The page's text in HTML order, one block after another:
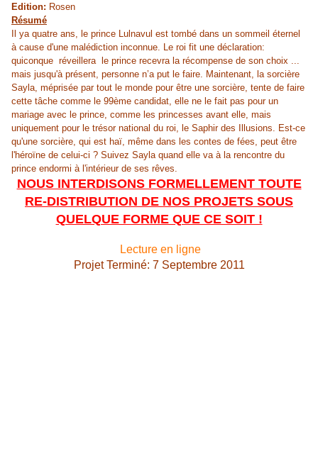
Edition: Rosen
Résumé
Il ya quatre ans, le prince Lulnavul est tombé dans un sommeil éternel
à cause d'une malédiction inconnue. Le roi fit une déclaration:
quiconque réveillera le prince recevra la récompense de son choix ...
mais jusqu'à présent, personne n’a put le faire. Maintenant, la sorcière
Sayla, méprisée par tout le monde pour être une sorcière, tente de faire
cette tâche comme le 99ème candidat, elle ne le fait pas pour un
mariage avec le prince, comme les princesses avant elle, mais
uniquement pour le trésor national du roi, le Saphir des Illusions. Est-ce
qu'une sorcière, qui est haï, même dans les contes de fées, peut être
l'héroïne de celui-ci ? Suivez Sayla quand elle va à la rencontre du
prince endormi à l'intérieur de ses rêves.
NOUS INTERDISONS FORMELLEMENT TOUTE
RE-DISTRIBUTION DE NOS PROJETS SOUS
QUELQUE FORME QUE CE SOIT !
Lecture en ligne
Projet Terminé: 7 Septembre 2011